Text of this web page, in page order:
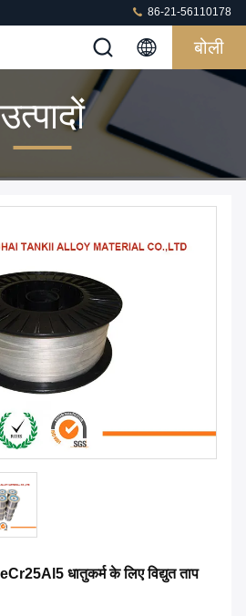
86-21-56110178
बोली
उत्पादों
धातुकर्म के लिए विद्युत ताप